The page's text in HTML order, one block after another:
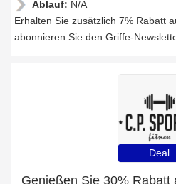
Ablauf: N/A
Erhalten Sie zusätzlich 7% Rabatt
abonnieren Sie den Griffe-
Deal